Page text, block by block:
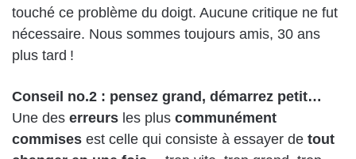
touché ce problème du doigt. Aucune critique ne fut
nécessaire. Nous sommes toujours amis, 30 ans
plus tard !
Conseil no.2 : pensez grand, démarrez petit…
Une des erreurs les plus communément
commises est celle qui consiste à essayer de tout